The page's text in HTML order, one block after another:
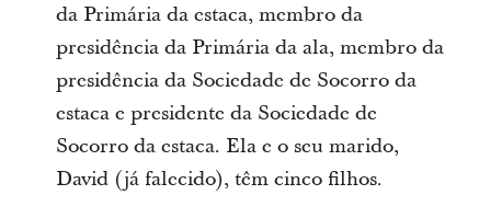
da Primária da estaca, membro da
presidência da Primária da ala, membro da
presidência da Sociedade de Socorro da
estaca e presidente da Sociedade de
Socorro da estaca. Ela e o seu marido,
David (já falecido), têm cinco filhos.